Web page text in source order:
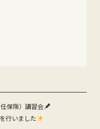
保険）講習会
行いました